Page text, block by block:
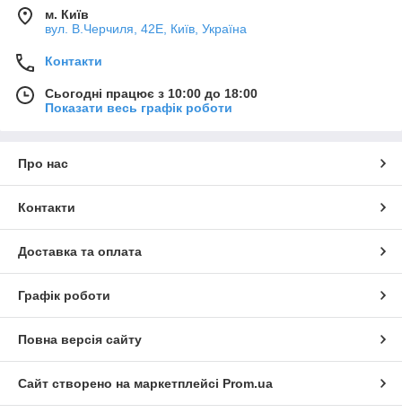
м. Київ
вул. В.Черчиля, 42Е, Київ, Україна
Контакти
Сьогодні працює з 10:00 до 18:00
Показати весь графік роботи
Про нас
Контакти
Доставка та оплата
Графік роботи
Повна версія сайту
Сайт створено на маркетплейсі Prom.ua